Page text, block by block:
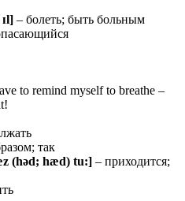
– болеть; быть больным
to remind myself to breathe –
так
(həd; hæd) tu:] – приходится;